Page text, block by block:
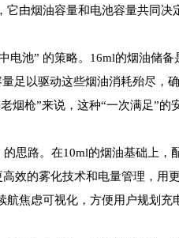
由烟油容量和电池容量共同决
电池” 的策略。16ml的烟油储
足以驱动这些烟油消耗殆尽，
烟枪”来说，这种“一次满足”的
思路。在10ml的烟油基础上，
效的雾化技术和电量管理，用
焦虑可视化，方便用户规划充